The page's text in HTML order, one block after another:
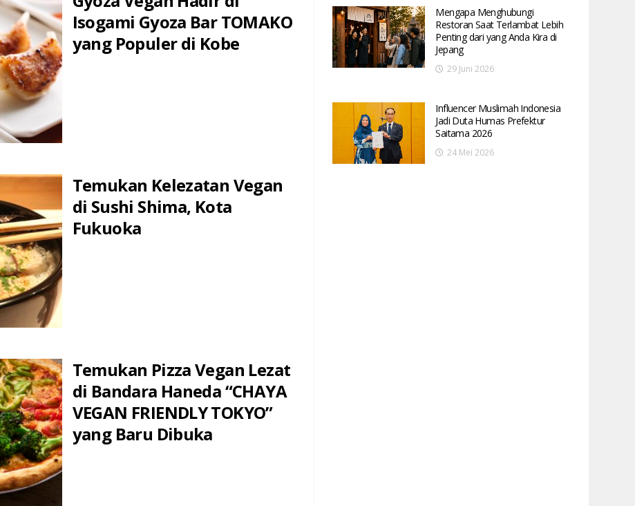
Isogami Gyoza Bar TOMAKO
yang Populer di Kobe
Temukan Kelezatan Vegan
di Sushi Shima, Kota
Fukuoka
Temukan Pizza Vegan Lezat
di Bandara Haneda “CHAYA
VEGAN FRIENDLY TOKYO”
yang Baru Dibuka
Mengapa Menghubungi
Restoran Saat Terlambat Lebih
Penting dari yang Anda Kira di
Jepang
29 Juni 2026
Influencer Muslimah Indonesia
Jadi Duta Humas Prefektur
Saitama 2026
24 Mei 2026